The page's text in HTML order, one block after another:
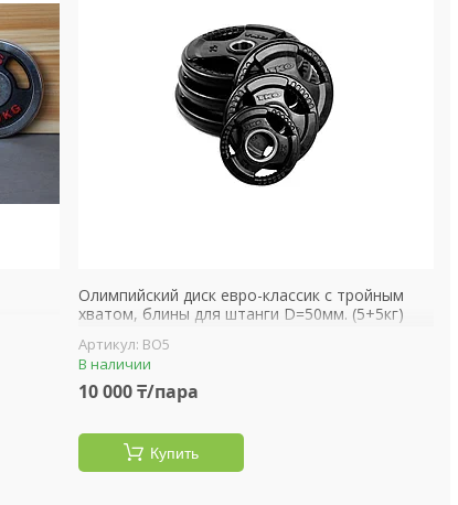
Олимпийский диск евро-классик с тройным
хватом, блины для штанги D=50мм. (5+5кг)
BO5
В наличии
10 000 ₸/пара
Купить